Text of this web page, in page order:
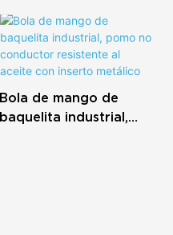
Bola de mango de
baquelita industrial,